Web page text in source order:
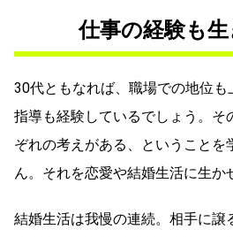
仕事の経験も
30代ともなれば、職場での地位
指導も経験しているでしょう。そ
ぞれの考えがある、ということを
ん。それを恋愛や結婚生活に生か
結婚生活は我慢の連続。相手に譲